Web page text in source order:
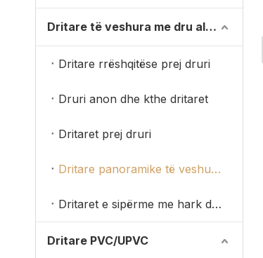
Dritare të veshura me dru alumini
Dritare rrëshqitëse prej druri
Druri anon dhe kthe dritaret
Dritaret prej druri
Dritare panoramike të veshura me dru alumini
Dritaret e sipërme me hark druri
Dritare PVC/UPVC